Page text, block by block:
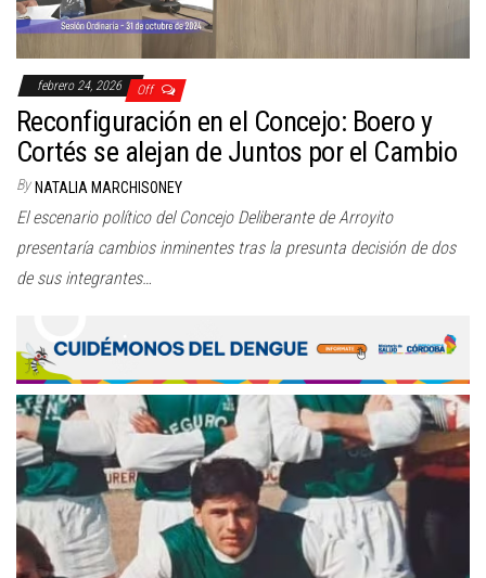
febrero 24, 2026 Off
Reconfiguración en el Concejo: Boero y
Cortés se alejan de Juntos por el Cambio
By NATALIA MARCHISONEY
El escenario político del Concejo Deliberante de Arroyito
presentaría cambios inminentes tras la presunta decisión de dos
de sus integrantes…